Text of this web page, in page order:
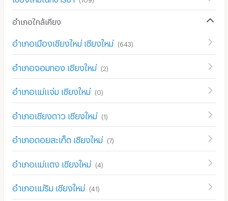
อำเภอใกล้เคียง
อำเภอเมืองเชียงใหม่ เชียงใหม่ (643)
อำเภอจอมทอง เชียงใหม่ (2)
อำเภอแม่แจ่ม เชียงใหม่ (0)
อำเภอเชียงดาว เชียงใหม่ (1)
อำเภอดอยสะเก็ด เชียงใหม่ (7)
อำเภอแม่แตง เชียงใหม่ (4 )
อำเภอแม่ริม เชียงใหม่ (41)